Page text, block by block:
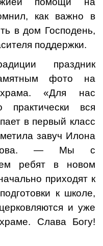
как важно в
в дом Господень,
поддержки.
праздник
фото на
храма. «Для нас
практически вся
в первый класс
завуч Илона
— Мы с
ребят в новом
приходят к
к школе,
и уже
Слава Богу!